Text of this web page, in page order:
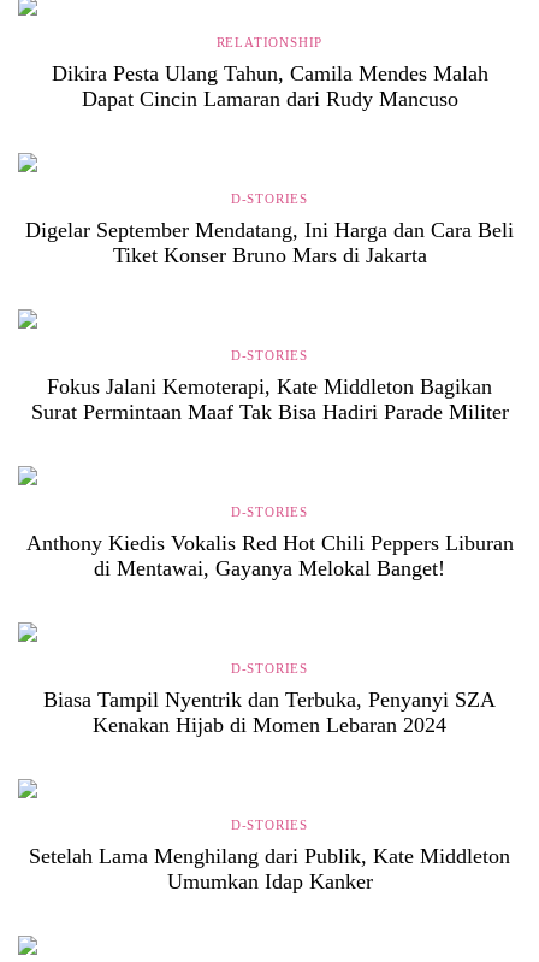
RELATIONSHIP
Dikira Pesta Ulang Tahun, Camila Mendes Malah
Dapat Cincin Lamaran dari Rudy Mancuso
D-STORIES
Digelar September Mendatang, Ini Harga dan Cara Beli
Tiket Konser Bruno Mars di Jakarta
D-STORIES
Fokus Jalani Kemoterapi, Kate Middleton Bagikan
Surat Permintaan Maaf Tak Bisa Hadiri Parade Militer
D-STORIES
Anthony Kiedis Vokalis Red Hot Chili Peppers Liburan
di Mentawai, Gayanya Melokal Banget!
D-STORIES
Biasa Tampil Nyentrik dan Terbuka, Penyanyi SZA
Kenakan Hijab di Momen Lebaran 2024
D-STORIES
Setelah Lama Menghilang dari Publik, Kate Middleton
Umumkan Idap Kanker